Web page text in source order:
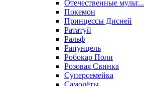
Отечественные мульт...
Покемон
Принцессы Дисней
Рататуй
Ральф
Рапунцель
Робокар Поли
Розовая Свинка
Суперсемейка